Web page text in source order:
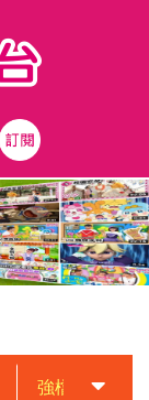
強檔動畫預告